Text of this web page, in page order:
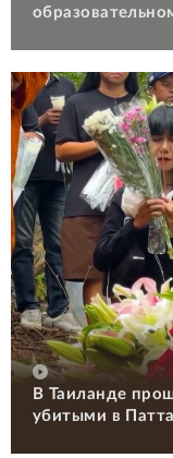
В Таиланде
убитыми в